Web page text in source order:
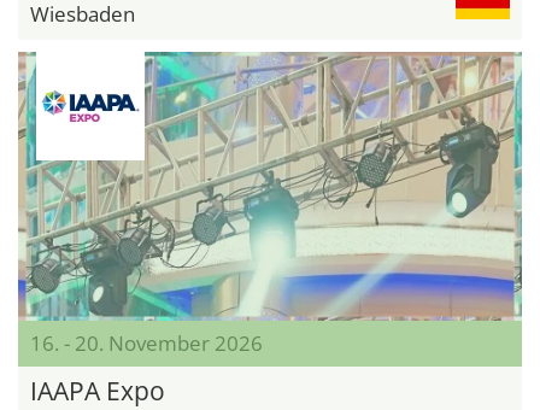
Wiesbaden
16. - 20. November 2026
IAAPA Expo